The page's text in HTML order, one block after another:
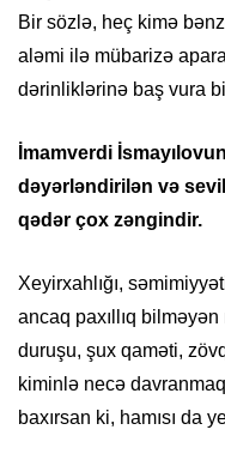
Bir sözlə, heç kimə
aləmi ilə mübarizə
dərinliklərinə baş vura
İmamverdi
dəyərləndirilən və
qədər çox zəngindir.
Xeyirxahlığı,
ancaq paxıllıq
duruşu, şux qaməti,
kiminlə necə
baxırsan ki, hamısı da